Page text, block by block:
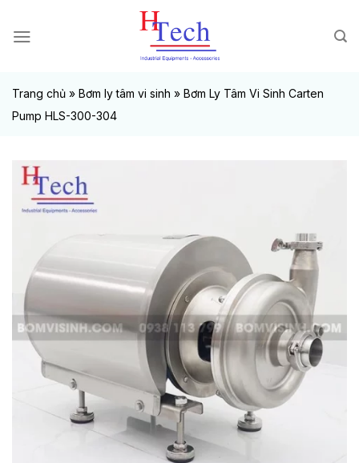
đến
Trang chủ » Bơm ly tâm vi sinh » Bơm Ly Tâm Vi Sinh Carten
Pump HLS-300-304